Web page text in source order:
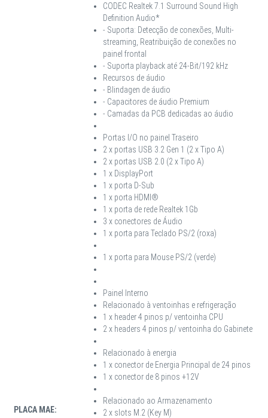
PLACA MAE:
CODEC Realtek 7.1 Surround Sound High
Definition Audio*
- Suporta: Detecção de conexões, Multi-
streaming, Reatribuição de conexões no
painel frontal
- Suporta playback até 24-Bit/192 kHz
Recursos de áudio
- Blindagen de áudio
- Capacitores de áudio Premium
- Camadas da PCB dedicadas ao áudio
Portas I/O no painel Traseiro
2 x portas USB 3.2 Gen 1 (2 x Tipo A)
2 x portas USB 2.0 (2 x Tipo A)
1 x DisplayPort
1 x porta D-Sub
1 x porta HDMI®
1 x porta de rede Realtek 1Gb
3 x conectores de Áudio
1 x porta para Teclado PS/2 (roxa)
1 x porta para Mouse PS/2 (verde)
Painel Interno
Relacionado à ventoinhas e refrigeração
1 x header 4 pinos p/ ventoinha CPU
2 x headers 4 pinos p/ ventoinha do Gabinete
Relacionado à energia
1 x conector de Energia Principal de 24 pinos
1 x conector de 8 pinos +12V
Relacionado ao Armazenamento
2 x slots M.2 (Key M)